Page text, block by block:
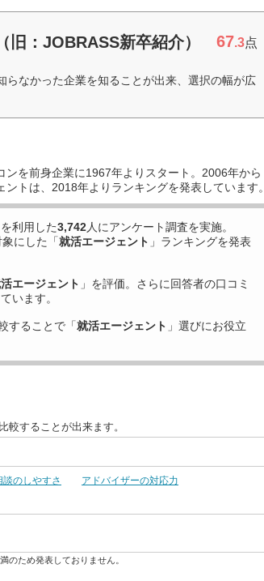
：JOBRASS新卒紹介） 67.3点
なかった企業を知ることが出来、選択の幅が広
を前身企業に1967年よりスタート。2006年から
トは、2018年よりランキングを発表しています。
利用した3,742人にアンケート調査を実施。
にした「就活エージェント 」ランキングを発表
エージェント 」を評価。さらに回答者の口コミ
います。
することで「就活エージェント 」選びにお役立
較することが出来ます。
のしやすさ
アドバイザーの対応力
のため発表しておりません。